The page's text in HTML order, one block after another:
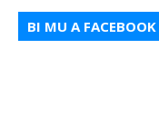
BI MU A FACEBOOK